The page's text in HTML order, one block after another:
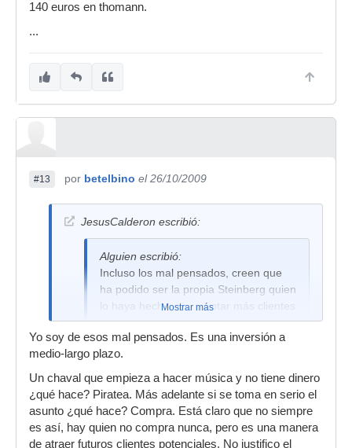
140 euros en thomann.
...
#13 por betelbino el 26/10/2009
JesusCalderon escribió:
Alguien escribió:
Incluso los mal pensados, creen que
ha podido ser la propia Steinberg quien
lo haya hecho para captar más clientes
en el futuro, pero yo eso no me lo creo,
dudo que una empresa que ha
invertido tanto en protección, sean
ellos mismos quienes se
"autopirateen"...
Esa teoría es interesante. A Microsoft desde
Mostrar más
Yo soy de esos mal pensados. Es una inversión a
medio-largo plazo.
Un chaval que empieza a hacer música y no tiene dinero
¿qué hace? Piratea. Más adelante si se toma en serio el
asunto ¿qué hace? Compra. Está claro que no siempre
es así, hay quien no compra nunca, pero es una manera
de atraer futuros clientes potenciales. No justifico el